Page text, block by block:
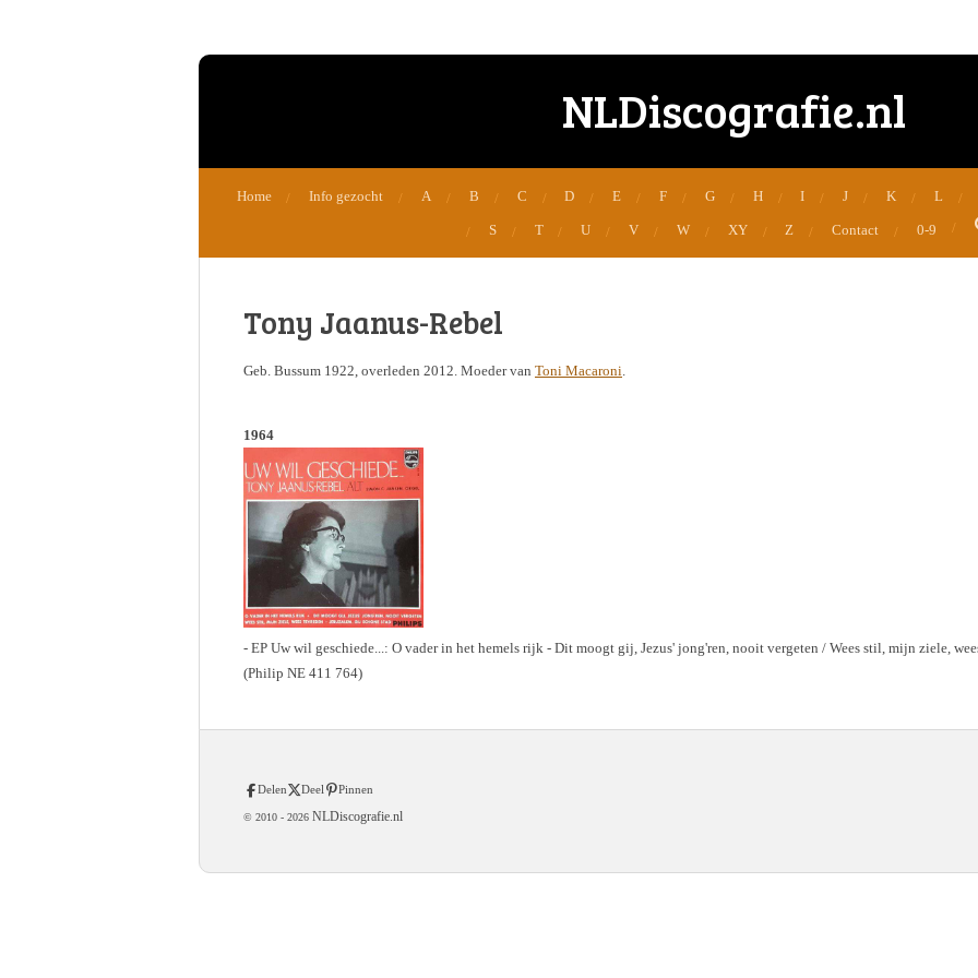
NLDiscografie.nl
Home Info gezocht A B C D E F G H I J K L
S T U V W XY Z Contact 0-9
Tony Jaanus-Rebel
Geb. Bussum 1922, overleden 2012. Moeder van Toni Macaroni.
1964
- EP Uw wil geschiede...: O vader in het hemels rijk - Dit moogt gij, Jezus' jong'ren, nooit vergeten / Wees stil, mijn ziele,
(Philip NE 411 764)
Delen Deel Pinnen
© 2010 - 2026 NLDiscografie.nl